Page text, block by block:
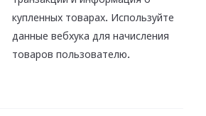
купленных товарах. Используйте
данные вебхука для начисления
товаров пользователю.